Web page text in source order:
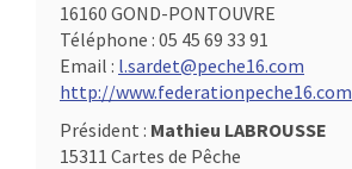
16160 GOND-PONTOUVRE
Téléphone : 05 45 69 33 91
Email : l.sardet@peche16.com
http://www.federationpeche16.com
Président : Mathieu LABROUSSE
15311 Cartes de Pêche